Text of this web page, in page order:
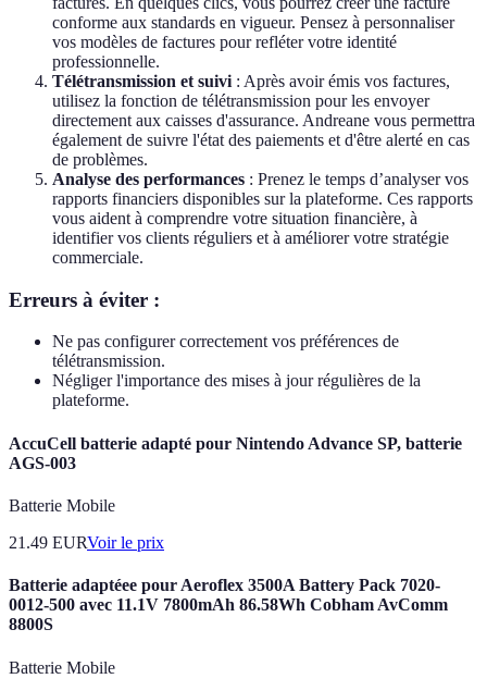
conforme aux standards en vigueur. Pensez à personnaliser
vos modèles de factures pour refléter votre identité
professionnelle.
Télétransmission et suivi : Après avoir émis vos factures,
utilisez la fonction de télétransmission pour les envoyer
directement aux caisses d'assurance. Andreane vous permettra
également de suivre l'état des paiements et d'être alerté en cas
de problèmes.
Analyse des performances : Prenez le temps d’analyser vos
rapports financiers disponibles sur la plateforme. Ces rapports
vous aident à comprendre votre situation financière, à
identifier vos clients réguliers et à améliorer votre stratégie
commerciale.
Erreurs à éviter :
Ne pas configurer correctement vos préférences de
télétransmission.
Négliger l'importance des mises à jour régulières de la
plateforme.
AccuCell batterie adapté pour Nintendo Advance SP, batterie
AGS-003
Batterie Mobile
21.49 EURVoir le prix
Batterie adaptéee pour Aeroflex 3500A Battery Pack 7020-
0012-500 avec 11.1V 7800mAh 86.58Wh Cobham AvComm
8800S
Batterie Mobile